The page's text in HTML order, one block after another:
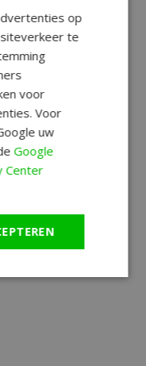
op
te
voor
Voor
uw
Google
Center